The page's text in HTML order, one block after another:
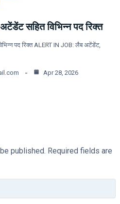
सहित विभिन्न पद रिक्त
पद रिक्त ALERT IN JOB: लैब अटेंडेंट,
Apr 28, 2026
published. Required fields are